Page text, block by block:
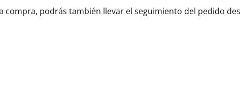
compra, podrás también llevar el seguimiento del pedido